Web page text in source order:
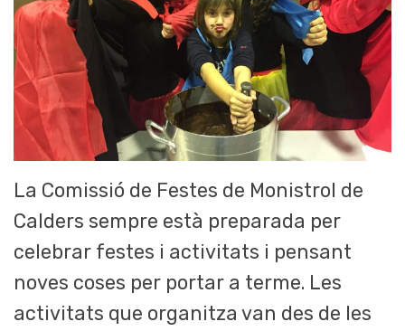
La Comissió de Festes de Monistrol de
Calders sempre està preparada per
celebrar festes i activitats i pensant
noves coses per portar a terme. Les
activitats que organitza van des de les